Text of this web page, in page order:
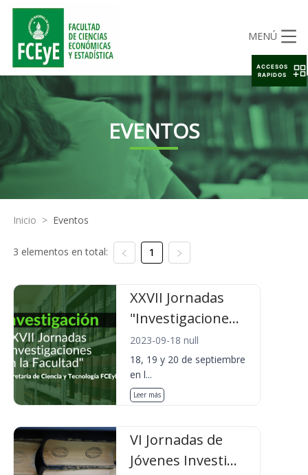
MENÚ
EVENTOS
Inicio > Eventos
3 elementos en total: 1
XXVII Jornadas
"Investigacione...
2023-09-18 null
18, 19 y 20 de septiembre
en l...
Leer más
VI Jornadas de
Jóvenes Investi...
ACCESOS
RAPIDOS